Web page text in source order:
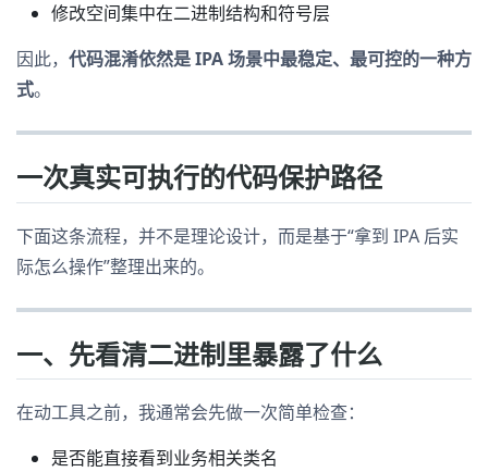
修改空间集中在二进制结构和符号层
因此， 代码混淆依然是 IPA 场景中最稳定、最可控的一种方
式。
一次真实可执行的代码保护路径
下面这条流程，并不是理论设计，而是基于“拿到 IPA 后实
际怎么操作”整理出来的。
一、先看清二进制里暴露了什么
在动工具之前，我通常会先做一次简单检查：
是否能直接看到业务相关类名